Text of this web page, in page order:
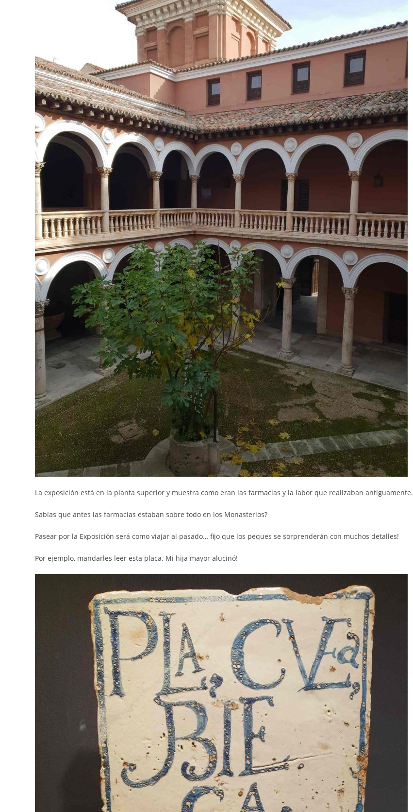
La exposición está en la planta superior y muestra como eran las farmacias y la labor que realizaban antiguamente.
Sabías que antes las farmacias estaban sobre todo en los Monasterios?
Pasear por la Exposición será como viajar al pasado… fijo que los peques se sorprenderán con muchos detalles!
Por ejemplo, mandarles leer esta placa. Mi hija mayor alucinó!